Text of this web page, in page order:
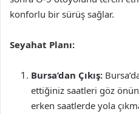
konforlu bir sürüş sağlar.
Seyahat Planı:
Bursa’dan Çıkış:
ettiğiniz saatleri göz
erken saatlerde yola